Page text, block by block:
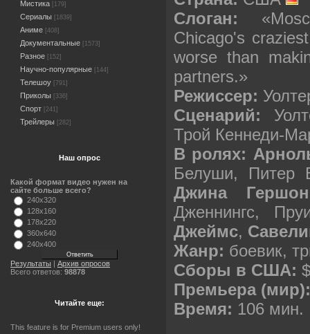
Мистика [179]
Сериалы [1839]
Аниме [408]
Документальные [1573]
Разное [152]
Научно-популярные [144]
Телешоу [791]
Приколы [336]
Спорт [241]
Трейлеры [282]
Наш опрос
Какой формат видео нужен на
сайте больше всего?
240x320
128x160
178x220
360x640
240x400
Результаты | Архив опросов
Всего ответов: 98878
Читайте еще:
This feature is for Premium users only!
Слоган:
Chicago's
worse than
partners.»
Режиссер:
Сценарий:
Трой Кеннеди-
В ролях:
Белуши, Питер
Джина Гершон
Дженнингс,
Джеймс,
Жанр: боевик,
Сборы в США:
Премьера (мир):
Время: 106 мин.